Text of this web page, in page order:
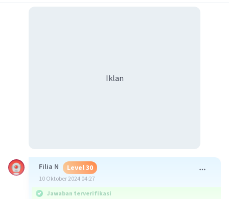
Iklan
Filia N Level 30
10 Oktober 2024 04:27
Jawaban terverifikasi